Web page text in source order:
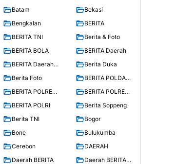
Batam
Bekasi
Bengkalan
BERITA
BERITA TNI
Berita & Foto
BERITA BOLA
BERITA Daerah
BERITA Daerah
Berita Duka
Berita Foto
BERITA POLDA
BERITA POLRES
BERITA POLRES
BERITA POLRI
Berita Soppeng
Berita TNI
Bogor
Bone
Bulukumba
Cerebon
DAERAH
Daerah BERITA
Daerah BERITA